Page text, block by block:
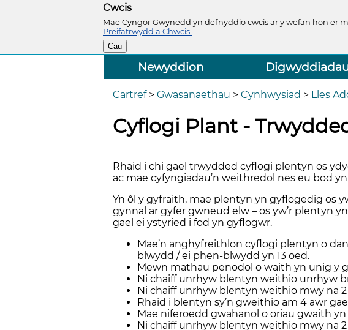
Cwcis
Mae Cyngor Gwynedd yn defnyddio cwcis ar y wefan hon er
Preifatrwydd a Chwcis.
Cau
Newyddion
Cartref> Gwasanaethau > Cynhwysiad > Lles
Cyflogi Plant -
Rhaid i chi gael trwydded cyflogi plentyn os
ac mae cyfyngiadau’n weithredol nes eu bod
Yn ôl y gyfraith, mae plentyn yn gyflogedig os
gynnal ar gyfer gwneud elw – os yw’r plentyn
gael ei ystyried i fod yn gyflogwr.
Mae’n anghyfreithlon cyflogi plentyn o
blwydd / ei phen-blwydd yn 13 oed.
Mewn mathau penodol o waith yn unig y
Ni chaiff unrhyw blentyn weithio unrhyw
Ni chaiff unrhyw blentyn weithio mwy na
Rhaid i blentyn sy’n gweithio am 4 awr
Mae niferoedd gwahanol o oriau gwaith yn
Ni chaiff unrhyw blentyn weithio mwy na 2